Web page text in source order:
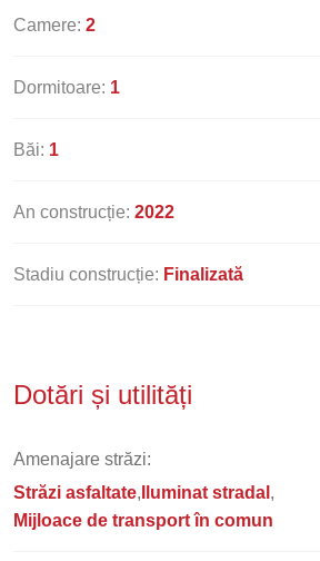
Camere: 2
Dormitoare: 1
Băi: 1
An construcție: 2022
Stadiu construcție: Finalizată
Dotări și utilități
Amenajare străzi:
Străzi asfaltate
Iluminat stradal
Mijloace de transport în comun